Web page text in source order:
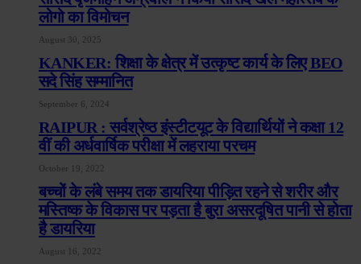
लोगो का विमोचन
August 30, 2025
KANKER: शिक्षा के क्षेत्र में उत्कृष्ट कार्य के लिए BEO
सदे सिंह सम्मानित
September 6, 2024
RAIPUR : सर्वश्रेष्ठ इंस्टीटयूट के विद्यार्थियों ने कक्षा 12
वीं की अर्धवार्षिक परीक्षा में लहराया परचम
October 19, 2022
बच्चों के लंबे समय तक डायरिया पीड़ित रहने से शरीर और
मस्तिष्क के विकास पर पड़ता है बुरा असरदूषित पानी से होता
है डायरिया
August 16, 2022